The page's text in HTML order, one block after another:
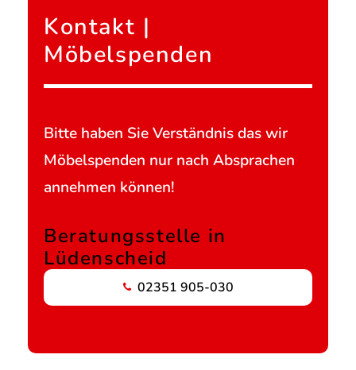
Kontakt |
Möbelspenden
Bitte haben Sie Verständnis das wir
Möbelspenden nur nach Absprachen
annehmen können!
Beratungsstelle in
Lüdenscheid
02351 905-030